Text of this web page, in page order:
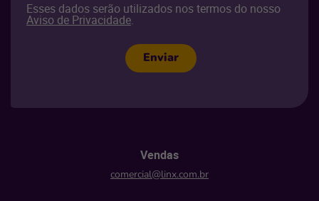
Esses dados serão utilizados nos termos do nosso
Aviso de Privacidade.
Enviar
Vendas
comercial@linx.com.br